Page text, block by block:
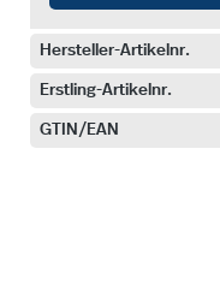
Hersteller-Artikelnr.
Erstling-Artikelnr.
GTIN/EAN